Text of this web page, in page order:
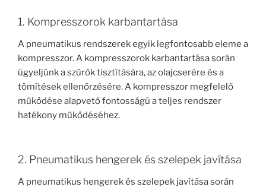
1. Kompresszorok karbantartása
A pneumatikus rendszerek egyik legfontosabb eleme a
kompresszor. A kompresszorok karbantartása során
ügyeljünk a szűrők tisztítására, az olajcserére és a
tömítések ellenőrzésére. A kompresszor megfelelő
működése alapvető fontosságú a teljes rendszer
hatékony működéséhez.
2. Pneumatikus hengerek és szelepek javítása
A pneumatikus hengerek és szelepek javítása során